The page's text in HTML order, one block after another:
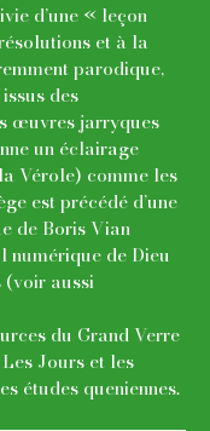
d’une « leçon
et à la
parodique,
des
œuvres jarryques
un éclairage
Vérole) comme les
est précédé d’une
de Boris Vian
numérique de Dieu
(voir aussi
du Grand Verre
Jours et les
études queniennes.